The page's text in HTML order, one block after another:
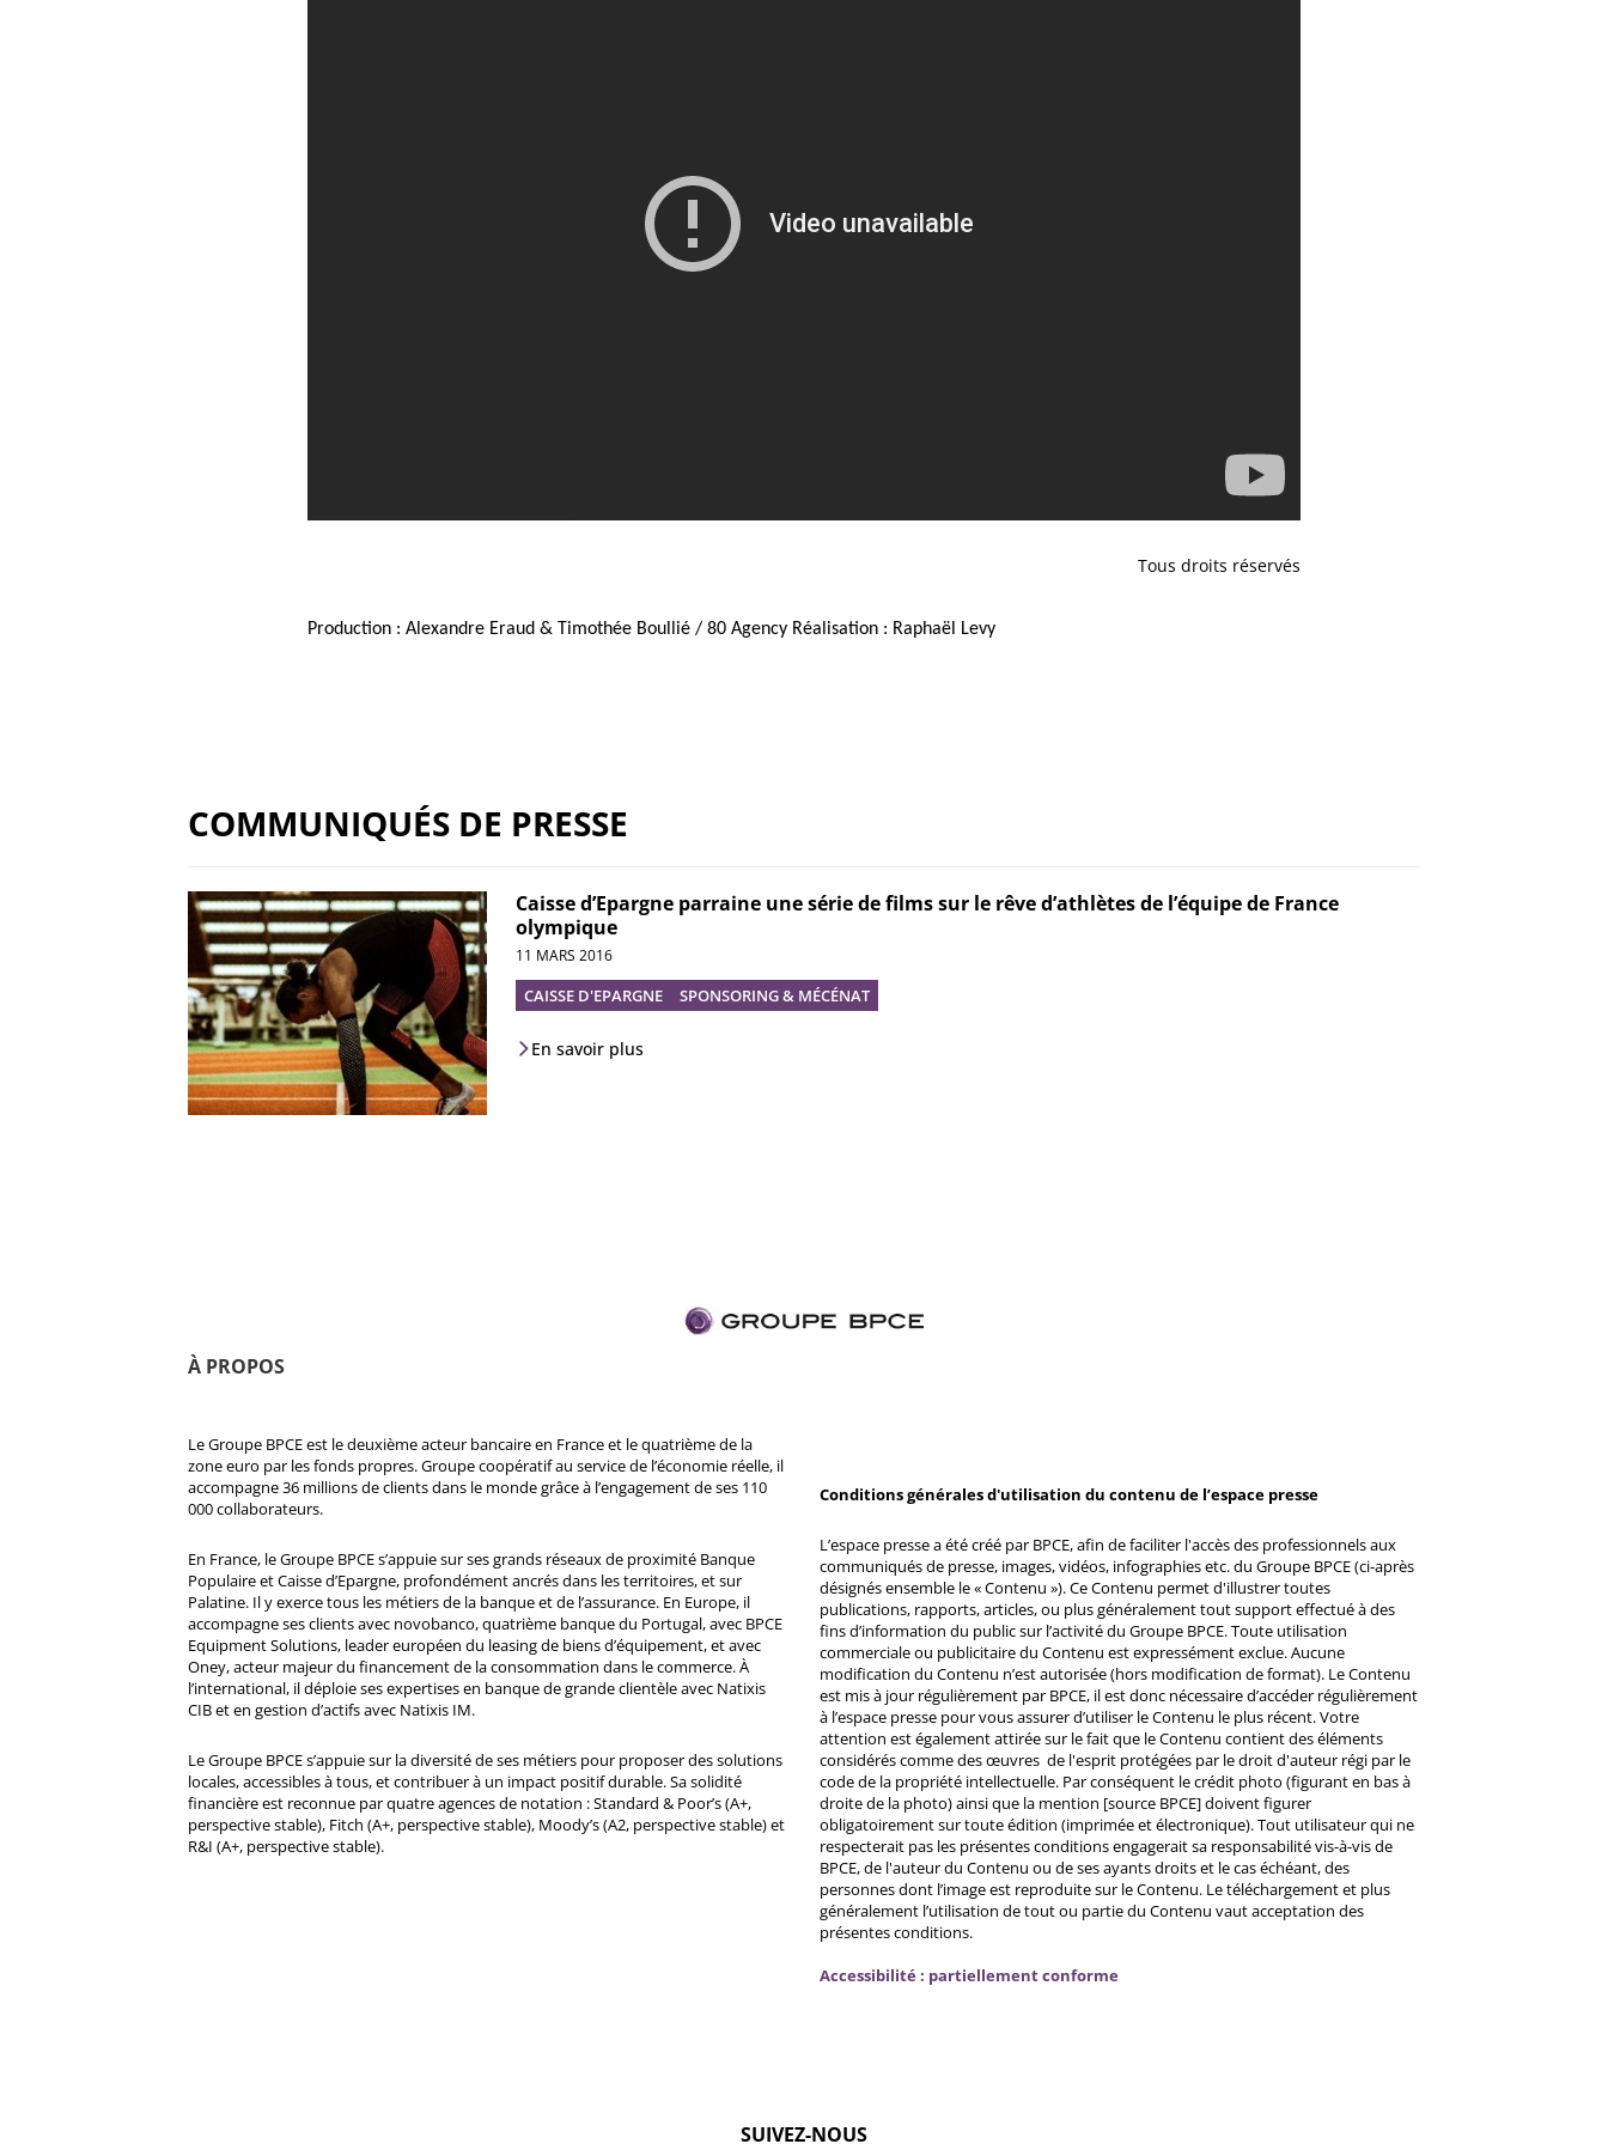
Tous droits réservés
Production : Alexandre Eraud & Timothée Boullié / 80 Agency Réalisation : Raphaël Levy
COMMUNIQUÉS DE PRESSE
Caisse d’Epargne parraine une série de films sur le rêve d’athlètes de l’équipe de France
olympique
11 MARS 2016
CAISSE D'EPARGNE SPONSORING & MÉCÉNAT
En savoir plus
À PROPOS
Le Groupe BPCE est le deuxième acteur bancaire en France et le quatrième de la
zone euro par les fonds propres. Groupe coopératif au service de l’économie réelle, il
accompagne 36 millions de clients dans le monde grâce à l’engagement de ses 110
000 collaborateurs.
En France, le Groupe BPCE s’appuie sur ses grands réseaux de proximité Banque
Populaire et Caisse d’Epargne, profondément ancrés dans les territoires, et sur
Palatine. Il y exerce tous les métiers de la banque et de l’assurance. En Europe, il
accompagne ses clients avec novobanco, quatrième banque du Portugal, avec BPCE
Equipment Solutions, leader européen du leasing de biens d’équipement, et avec
Oney, acteur majeur du financement de la consommation dans le commerce. À
l’international, il déploie ses expertises en banque de grande clientèle avec Natixis
CIB et en gestion d’actifs avec Natixis IM.
Le Groupe BPCE s’appuie sur la diversité de ses métiers pour proposer des solutions
locales, accessibles à tous, et contribuer à un impact positif durable. Sa solidité
financière est reconnue par quatre agences de notation : Standard & Poor’s (A+,
perspective stable), Fitch (A+, perspective stable), Moody’s (A2, perspective stable) et
R&I (A+, perspective stable).
Conditions générales d'utilisation du contenu de l’espace presse
L’espace presse a été créé par BPCE, afin de faciliter l'accès des professionnels aux
communiqués de presse, images, vidéos, infographies etc. du Groupe BPCE (ci-après
désignés ensemble le « Contenu »). Ce Contenu permet d'illustrer toutes
publications, rapports, articles, ou plus généralement tout support effectué à des
fins d’information du public sur l’activité du Groupe BPCE. Toute utilisation
commerciale ou publicitaire du Contenu est expressément exclue. Aucune
modification du Contenu n’est autorisée (hors modification de format). Le Contenu
est mis à jour régulièrement par BPCE, il est donc nécessaire d’accéder régulièrement
à l’espace presse pour vous assurer d’utiliser le Contenu le plus récent. Votre
attention est également attirée sur le fait que le Contenu contient des éléments
considérés comme des œuvres de l'esprit protégées par le droit d'auteur régi par le
code de la propriété intellectuelle. Par conséquent le crédit photo (figurant en bas à
droite de la photo) ainsi que la mention [source BPCE] doivent figurer
obligatoirement sur toute édition (imprimée et électronique). Tout utilisateur qui ne
respecterait pas les présentes conditions engagerait sa responsabilité vis-à-vis de
BPCE, de l'auteur du Contenu ou de ses ayants droits et le cas échéant, des
personnes dont l’image est reproduite sur le Contenu. Le téléchargement et plus
généralement l’utilisation de tout ou partie du Contenu vaut acceptation des
présentes conditions.
Accessibilité : partiellement conforme
SUIVEZ-NOUS